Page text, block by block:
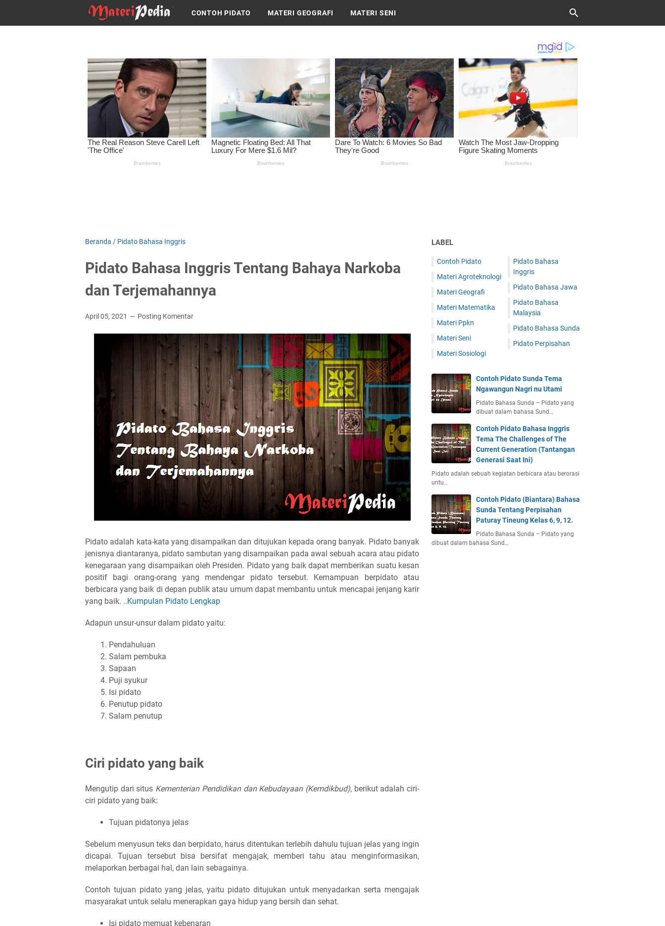
CONTOH PIDATO MATERI GEOGRAFI MATERI SENI
Beranda / Pidato Bahasa Inggris
Pidato Bahasa Inggris Tentang Bahaya Narkoba
dan Terjemahannya
April 05, 2021 Posting Komentar
Pidato adalah kata-kata yang disampaikan dan ditujukan kepada orang banyak. Pidato banyak
jenisnya diantaranya, pidato sambutan yang disampaikan pada awal sebuah acara atau pidato
kenegaraan yang disampaikan oleh Presiden. Pidato yang baik dapat memberikan suatu kesan
positif bagi orang-orang yang mendengar pidato tersebut. Kemampuan berpidato atau
berbicara yang baik di depan publik atau umum dapat membantu untuk mencapai jenjang karir
yang baik. ..Kumpulan Pidato Lengkap
Adapun unsur-unsur dalam pidato yaitu:
Pendahuluan
Salam pembuka
Sapaan
Puji syukur
Isi pidato
Penutup pidato
Salam penutup
Ciri pidato yang baik
Mengutip dari situs Kementerian Pendidikan dan Kebudayaan (Kemdikbud), berikut adalahciri-
ciri pidato yang baik:
Tujuan pidatonya jelas
Sebelum menyusun teks dan berpidato, harus ditentukan terlebih dahulu tujuan jelas yang ingin
dicapai. Tujuan tersebut bisa bersifat mengajak, memberi tahu atau menginformasikan,
melaporkan berbagai hal, dan lain sebagainya.
Contoh tujuan pidato yang jelas, yaitu pidato ditujukan untuk menyadarkan serta mengajak
masyarakat untuk selalu menerapkan gaya hidup yang bersih dan sehat.
Isi pidato memuat kebenaran
LABEL
Contoh Pidato
Materi Agroteknologi
Materi Geografi
Materi Matematika
Materi Ppkn
Materi Seni
Materi Sosiologi
Pidato Bahasa
Inggris
Pidato Bahasa Jawa
Pidato Bahasa
Malaysia
Pidato Bahasa Sunda
Pidato Perpisahan
Contoh Pidato Sunda Tema
Ngawangun Nagri nu Utami
Pidato Bahasa Sunda – Pidato yang
dibuat dalam bahasa Sund…
Contoh Pidato Bahasa Inggris
Tema The Challenges of The
Current Generation (Tantangan
Generasi Saat Ini)
Pidato adalah sebuah kegiatan berbicara atau berorasi
untu…
Contoh Pidato (Biantara) Bahasa
Sunda Tentang Perpisahan
Paturay Tineung Kelas 6, 9, 12.
Pidato Bahasa Sunda – Pidato yang
dibuat dalam bahasa Sund…